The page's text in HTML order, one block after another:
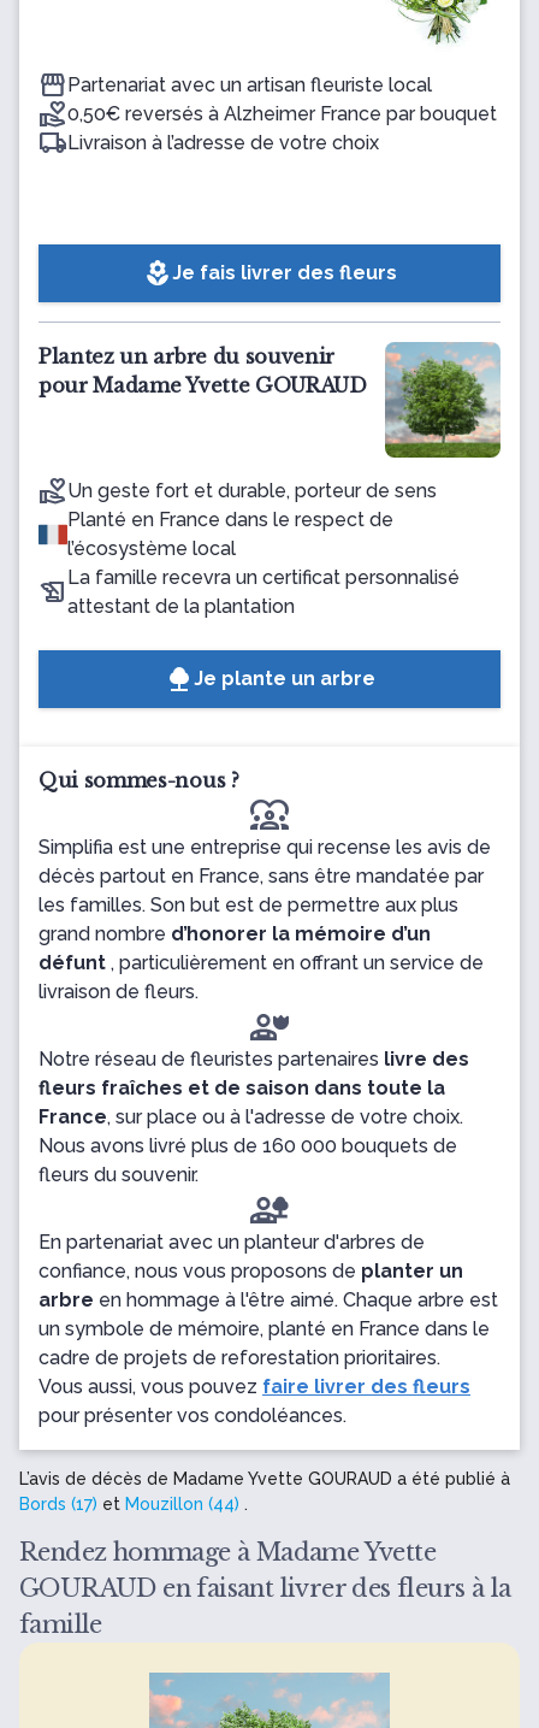
Partenariat avec un artisan fleuriste local
0,50€ reversés à Alzheimer France par bouquet
Livraison à l’adresse de votre choix
local_floristJe fais livrer des fleurs
Plantez un arbre du souvenir
pour Madame Yvette GOURAUD
Un geste fort et durable, porteur de sens
Planté en France dans le respect de
l’écosystème local
La famille recevra un certificat personnalisé
attestant de la plantation
Je plante un arbre
Qui sommes-nous ?
diversity_1
Simplifia est une entreprise qui recense les avis de
décès partout en France, sans être mandatée par
les familles. Son but est de permettre aux plus
grand nombre d’honorer la mémoire d’un
défunt , particulièrement en offrant un service de
livraison de fleurs.
Notre réseau de fleuristes partenaires livre des
fleurs fraîches et de saison dans toute la
France, sur place ou à l'adresse de votre choix.
Nous avons livré plus de 160 000 bouquets de
fleurs du souvenir.
En partenariat avec un planteur d'arbres de
confiance, nous vous proposons de planter un
arbre en hommage à l'être aimé. Chaque arbre est
un symbole de mémoire, planté en France dans le
cadre de projets de reforestation prioritaires.
Vous aussi, vous pouvez faire livrer des fleurs
pour présenter vos condoléances.
L’avis de décès de Madame Yvette GOURAUD a été publié à
Bords (17) et Mouzillon (44) .
Rendez hommage à Madame Yvette
GOURAUD en faisant livrer des fleurs à la
famille